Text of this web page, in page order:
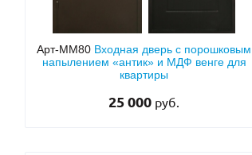
Арт-ММ80 Входная дверь с порошковым
напылением «антик» и МДФ венге для
квартиры
25 000 руб.